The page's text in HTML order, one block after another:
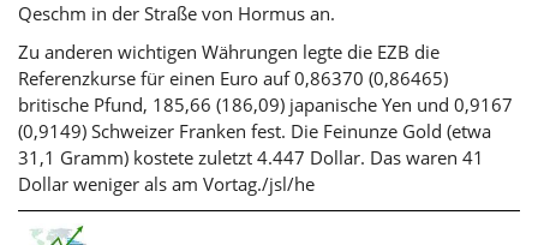
Qeschm in der Straße von Hormus an.
Zu anderen wichtigen Währungen legte die EZB die
Referenzkurse für einen Euro auf 0,86370 (0,86465)
britische Pfund, 185,66 (186,09) japanische Yen und 0,9167
(0,9149) Schweizer Franken fest. Die Feinunze Gold (etwa
31,1 Gramm) kostete zuletzt 4.447 Dollar. Das waren 41
Dollar weniger als am Vortag./jsl/he